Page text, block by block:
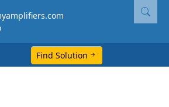
Find Solution